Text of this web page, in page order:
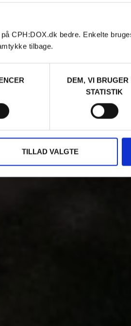
CPH:DOX.dk bedre. Enkelte
tilbage.
DEM, VI BRUGER
STATISTIK
TILLAD VALGTE